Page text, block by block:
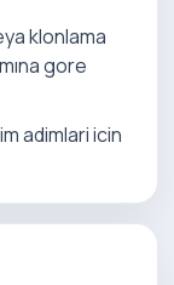
klonlama
gore
adimlari icin